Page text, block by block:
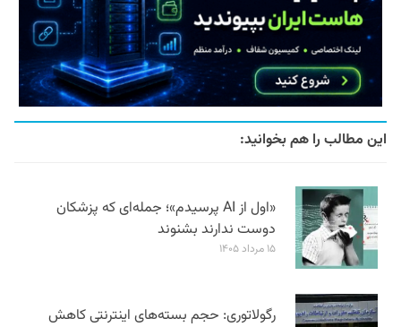
این مطالب را هم بخوانید:
«اول از AI پرسیدم»؛ جمله‌ای که پزشکان
دوست ندارند بشنوند
۱۵ مرداد ۱۴۰۵
رگولاتوری: حجم بسته‌های اینترنتی کاهش